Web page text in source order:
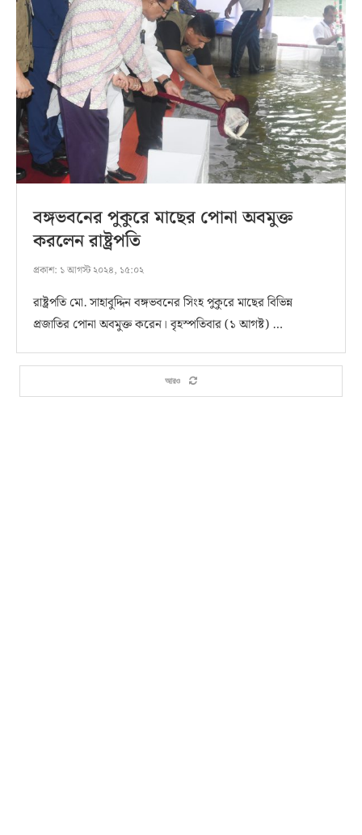
বঙ্গভবনের পুকুরে মাছের পোনা অবমুক্ত
করলেন রাষ্ট্রপতি
প্রকাশ: ১ আগস্ট ২০২৪, ১৫:০২
রাষ্ট্রপতি মো. সাহাবুদ্দিন বঙ্গভবনের সিংহ পুকুরে মাছের বিভিন্ন
প্রজাতির পোনা অবমুক্ত করেন। বৃহস্পতিবার (১ আগষ্ট) …
আরও